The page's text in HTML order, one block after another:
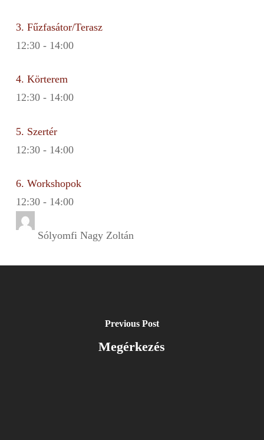
3. Fűzfasátor/Terasz
12:30- 14:00
4. Körterem
12:30- 14:00
5. Szertér
12:30- 14:00
6. Workshopok
12:30- 14:00
Sólyomfi Nagy Zoltán
Previous Post
Megérkezés